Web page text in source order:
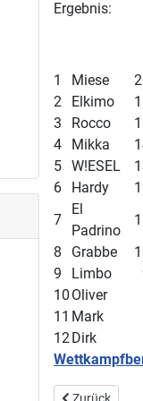
Ergebnis:
1 Miese
2
Elkimo
3
Rocco
4
Mikka
5 W!ESEL
6
Hardy
7
El
Padrino
8
Grabbe
9
Limbo
10 Oliver
11 Mark
12 Dirk
Vorheriger
Zurück